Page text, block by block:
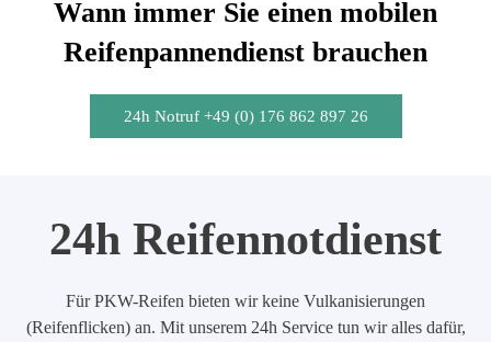
Wann immer Sie einen mobilen
Reifenpannendienst brauchen
24h Notruf +49 (0) 176 862 897 26
24h Reifennotdienst
Für PKW-Reifen bieten wir keine Vulkanisierungen
(Reifenflicken) an. Mit unserem 24h Service tun wir alles dafür,